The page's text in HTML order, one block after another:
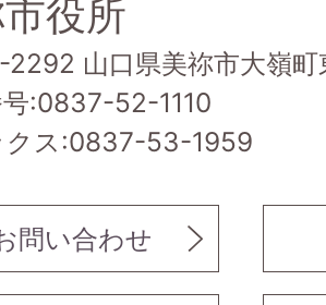
役所
2292 山口県美祢市大嶺
号:0837-52-1110
クス:0837-53-1959
問い合わせ